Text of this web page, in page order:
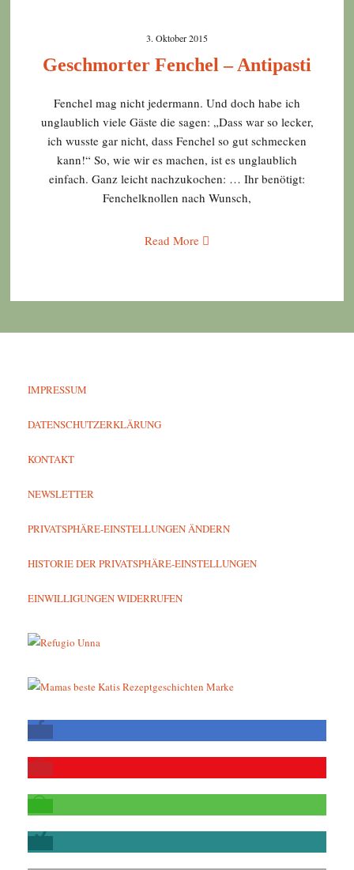
3. Oktober 2015
Geschmorter Fenchel – Antipasti
Fenchel mag nicht jedermann. Und doch habe ich
unglaublich viele Gäste die sagen: „Dass war so lecker,
ich wusste gar nicht, dass Fenchel so gut schmecken
kann!“ So, wie wir es machen, ist es unglaublich
einfach. Ganz leicht nachzukochen: … Ihr benötigt:
Fenchelknollen nach Wunsch,
Read More
IMPRESSUM
DATENSCHUTZERKLÄRUNG
KONTAKT
NEWSLETTER
PRIVATSPHÄRE-EINSTELLUNGEN ÄNDERN
HISTORIE DER PRIVATSPHÄRE-EINSTELLUNGEN
EINWILLIGUNGEN WIDERRUFEN